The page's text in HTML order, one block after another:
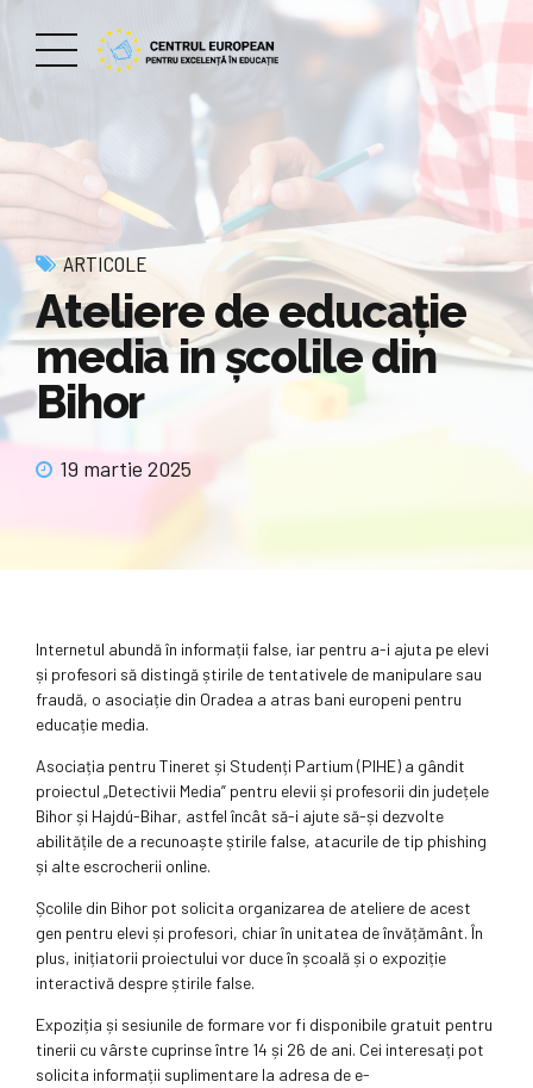
ARTICOLE
Ateliere de educație
media in școlile din
Bihor
19 martie 2025
Internetul abundă în informații false, iar pentru a-i ajuta pe elevi
și profesori să distingă știrile de tentativele de manipulare sau
fraudă, o asociație din Oradea a atras bani europeni pentru
educație media.
Asociația pentru Tineret și Studenți Partium (PIHE) a gândit
proiectul „Detectivii Media” pentru elevii și profesorii din județele
Bihor și Hajdú-Bihar, astfel încât să-i ajute să-și dezvolte
abilitățile de a recunoaște știrile false, atacurile de tip phishing
și alte escrocherii online.
Școlile din Bihor pot solicita organizarea de ateliere de acest
gen pentru elevi și profesori, chiar în unitatea de învățământ. În
plus, inițiatorii proiectului vor duce în școală și o expoziție
interactivă despre știrile false.
Expoziția și sesiunile de formare vor fi disponibile gratuit pentru
tinerii cu vârste cuprinse între 14 și 26 de ani. Cei interesați pot
solicita informații suplimentare la adresa de e-